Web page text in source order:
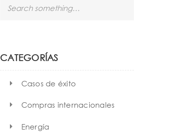
h
CATEGORÍAS
Casos de éxito
Compras internacionales
Energía